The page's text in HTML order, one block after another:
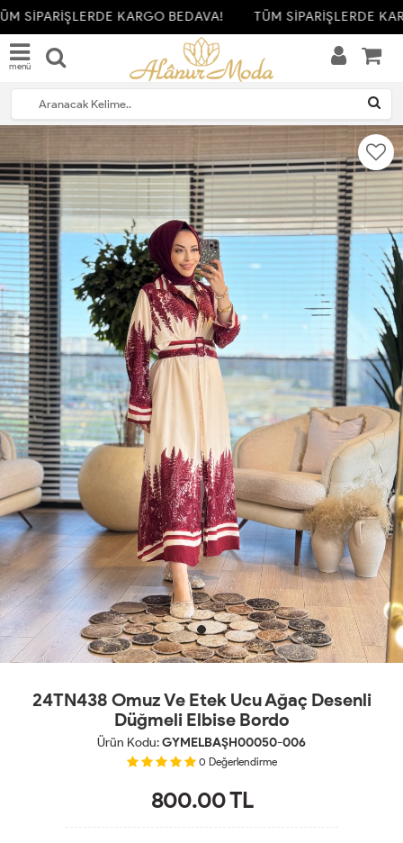
SİPARİŞLERDE KARGO BEDAVA! TÜM SİPARİŞLERDE
menü
24TN438 Omuz Ve Etek Ucu Ağaç Desenli
Düğmeli Elbise Bordo
Ürün Kodu:GYMELBAŞH00050-006
0 Değerlendirme
800.00TL